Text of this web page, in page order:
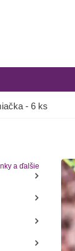
- 6 ks
a ďalšie